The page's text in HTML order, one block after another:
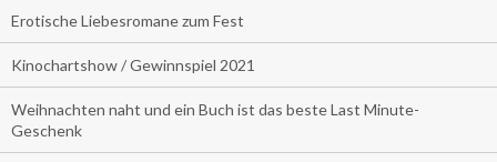
Erotische Liebesromane zum Fest
Kinochartshow / Gewinnspiel 2021
Weihnachten naht und ein Buch ist das beste Last Minute-
Geschenk